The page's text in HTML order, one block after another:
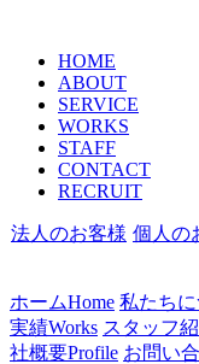
HOME
ABOUT
SERVICE
WORKS
STAFF
CONTACT
RECRUIT
法人のお客様 個人の
ホームHome 私たち
実績Works スタッフ
社概要Profile お問い